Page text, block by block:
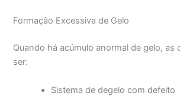
Formação Excessiva de Gelo
Quando há acúmulo anormal de gelo, as
ser:
Sistema de degelo com defeito